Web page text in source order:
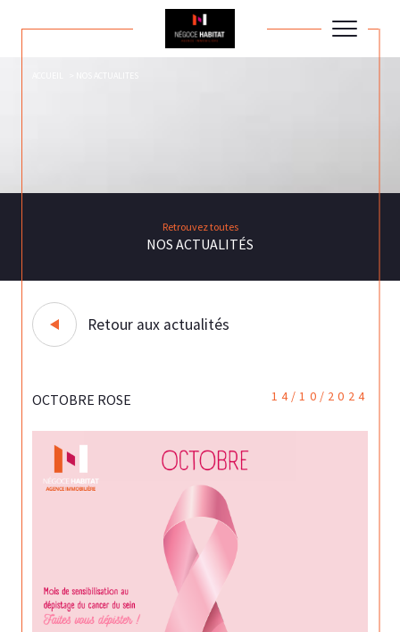
Retrouvez toutes
NOS ACTUALITÉS
Retour aux actualités
OCTOBRE ROSE 14/10/2024